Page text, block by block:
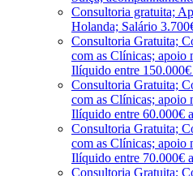
Consultoria gratuita;
Holanda; Salário
Consultoria Gratuita;
com as Clínicas; apoio
Ilíquido entre
Consultoria Gratuita;
com as Clínicas; apoio
Ilíquido entre 60.000€
Consultoria Gratuita;
com as Clínicas; apoio
Ilíquido entre 70.000€
Consultoria Gratuita;